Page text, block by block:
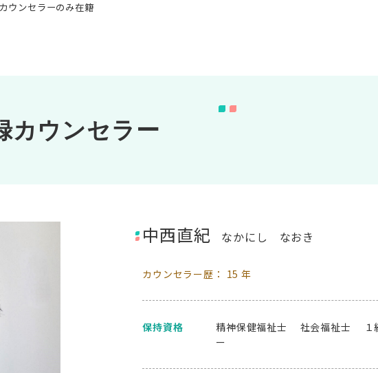
ウンセラーのみ在籍
カウンセラー
中西直紀 なかにし なおき
カウンセラー歴： 15 年
保持資格
精神保健福祉士 社会福祉士 １
ー